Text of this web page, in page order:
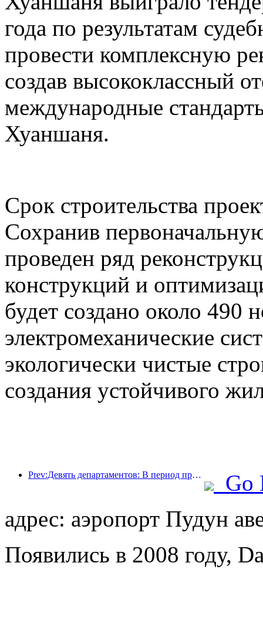
года по результатам
провести комплексную
создав высококлассный
международные
Хуаншаня.
Срок строительства
Сохранив
проведен ряд
конструкций и
будет создано около 490
электромеханические
экологически чистые
создания устойчивого
Prev:Девять департаментов: В период празднования Весеннего фестиваля сетевые отели и бутик-отели будут предлагать льготные условия.
Go
адрес: аэропорт Пудун
Появились в 2008 году,